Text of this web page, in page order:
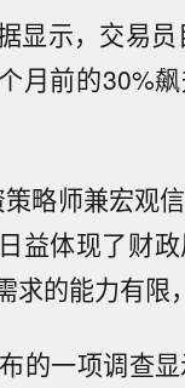
显示，交易
月前的30%
略师兼宏观
益体现了财
求的能力有限
的一项调查